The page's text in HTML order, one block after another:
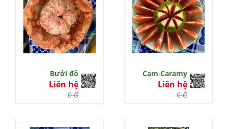
Bưởi đỏ
Liên hệ
0 đ
Cam Caramy
Liên hệ
0 đ